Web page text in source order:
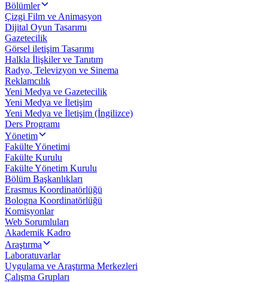
Bölümler
Çizgi Film ve Animasyon
Dijital Oyun Tasarımı
Gazetecilik
Görsel iletişim Tasarımı
Halkla İlişkiler ve Tanıtım
Radyo, Televizyon ve Sinema
Reklamcılık
Yeni Medya ve Gazetecilik
Yeni Medya ve İletişim
Yeni Medya ve İletişim (İngilizce)
Ders Programı
Yönetim
Fakülte Yönetimi
Fakülte Kurulu
Fakülte Yönetim Kurulu
Bölüm Başkanlıkları
Erasmus Koordinatörlüğü
Bologna Koordinatörlüğü
Komisyonlar
Web Sorumluları
Akademik Kadro
Araştırma
Laboratuvarlar
Uygulama ve Araştırma Merkezleri
Çalışma Grupları